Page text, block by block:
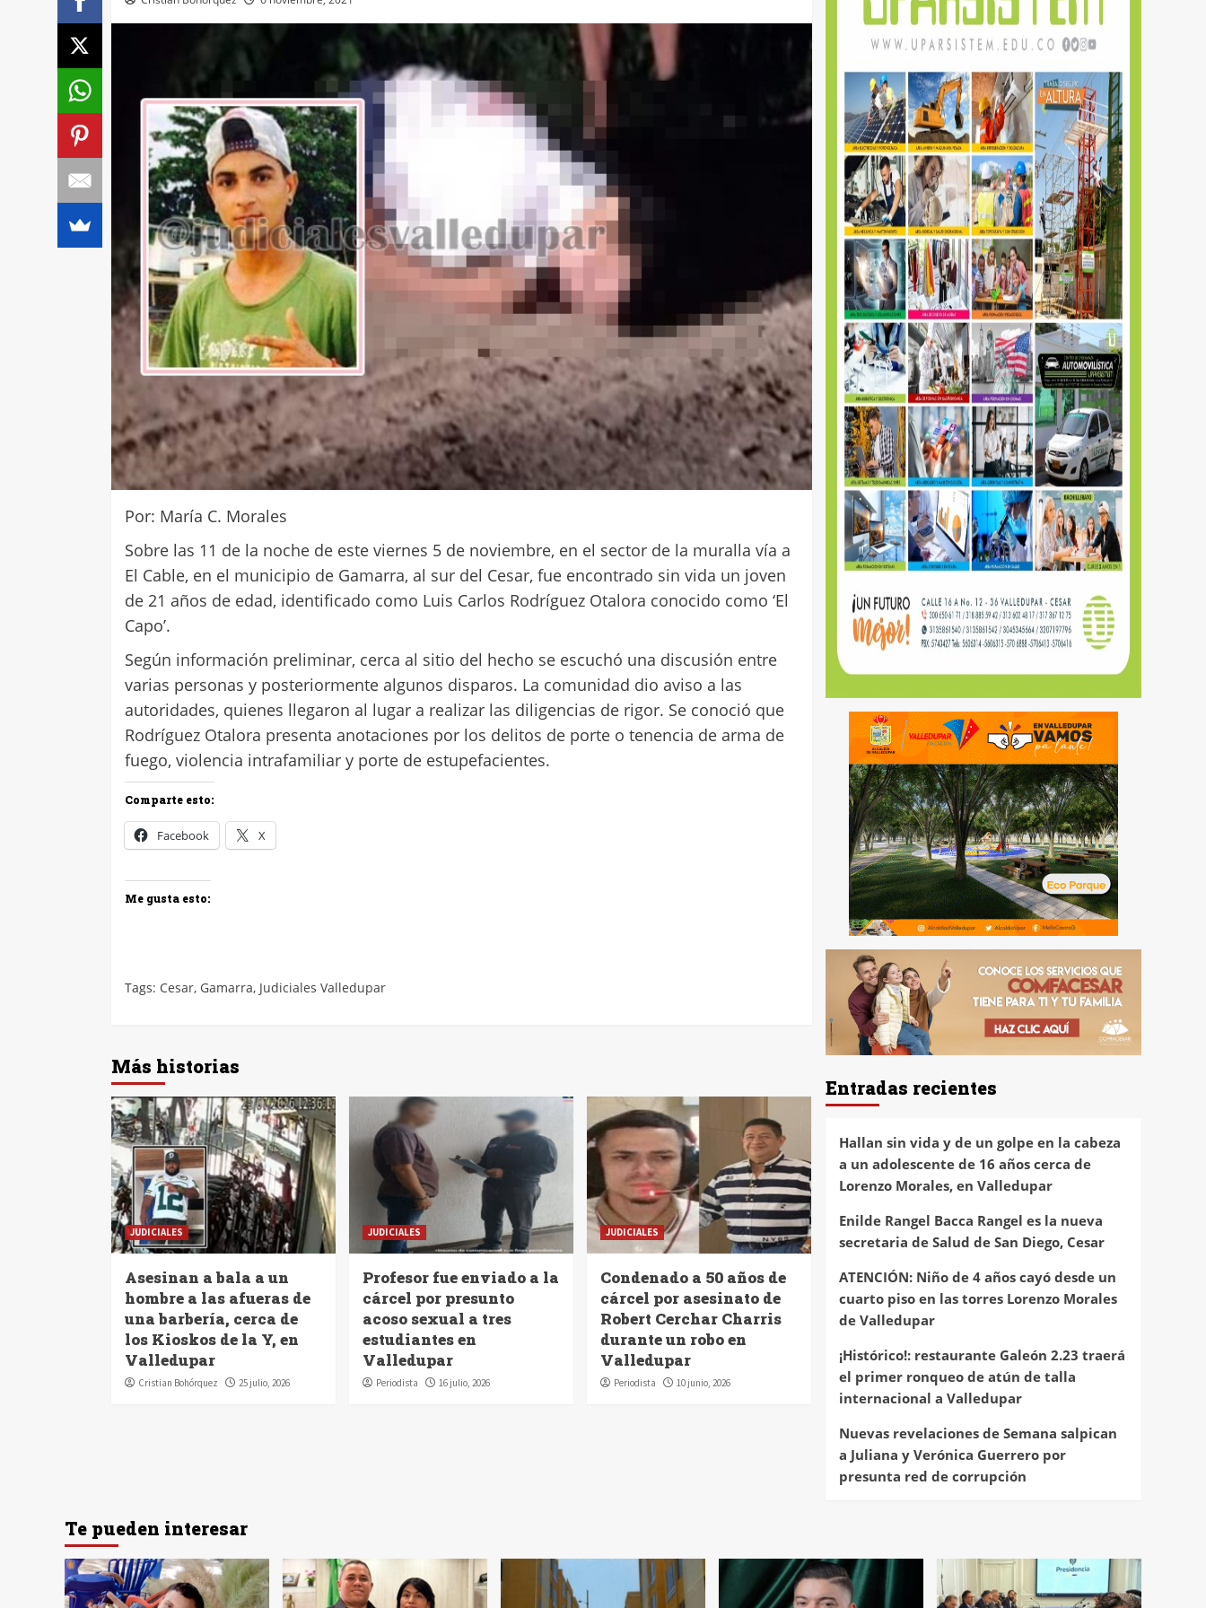
Por: María C. Morales
Sobre las 11 de la noche de este viernes 5 de noviembre, en el sector de la muralla vía a
El Cable, en el municipio de Gamarra, al sur del Cesar, fue encontrado sin vida un joven
de 21 años de edad, identificado como Luis Carlos Rodríguez Otalora conocido como ‘El
Capo’.
Según información preliminar, cerca al sitio del hecho se escuchó una discusión entre
varias personas y posteriormente algunos disparos. La comunidad dio aviso a las
autoridades, quienes llegaron al lugar a realizar las diligencias de rigor. Se conoció que
Rodríguez Otalora presenta anotaciones por los delitos de porte o tenencia de arma de
fuego, violencia intrafamiliar y porte de estupefacientes.
Comparte esto:
Facebook X
Me gusta esto:
Tags: Cesar, Gamarra, Judiciales Valledupar
Más historias
JUDICIALES
Asesinan a bala a un
hombre a las afueras de
una barbería, cerca de
los Kioskos de la Y, en
Valledupar
Cristian Bohórquez 25 julio, 2026
JUDICIALES
Profesor fue enviado a la
cárcel por presunto
acoso sexual a tres
estudiantes en
Valledupar
Periodista 16 julio, 2026
JUDICIALES
Condenado a 50 años de
cárcel por asesinato de
Robert Cerchar Charris
durante un robo en
Valledupar
Periodista 10 junio, 2026
Entradas recientes
Hallan sin vida y de un golpe en la cabeza
a un adolescente de 16 años cerca de
Lorenzo Morales, en Valledupar
Enilde Rangel Bacca Rangel es la nueva
secretaria de Salud de San Diego, Cesar
ATENCIÓN: Niño de 4 años cayó desde un
cuarto piso en las torres Lorenzo Morales
de Valledupar
¡Histórico!: restaurante Galeón 2.23 traerá
el primer ronqueo de atún de talla
internacional a Valledupar
Nuevas revelaciones de Semana salpican
a Juliana y Verónica Guerrero por
presunta red de corrupción
Te pueden interesar